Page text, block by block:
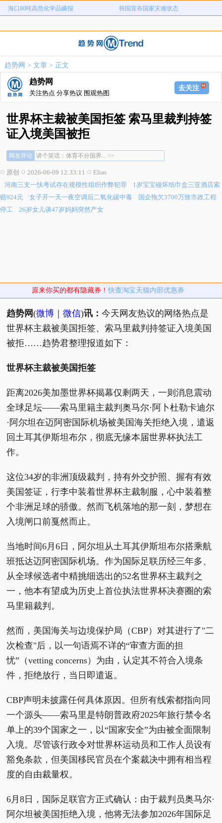
海口80吨高危化学品瞒报 韩国宣布国家灾难状态
元
女子开一天一夜空调后二氧化碳中毒 国企拖欠3700万致市政工程停工
女子用漏洞0元买了3千台电器
海口80吨高危化学品瞒报 韩国宣布国家灾难状态
趋势网 > 文章> 正文
趋势网
关注热点 分享热议 围观热图
去关注
世界杯主裁被美国拒签 索马里裁判持签
证入境美国被拒
网友评论 讲个笑话：体育不分国界... >>
建议美国拒签世界上所有有实力的球员，进... >>
为啥在获得签证后又被拒绝入境，意思是获... >>
讲个笑话：体育不分国界... >>
建议美国拒签世界上所有有实力的球员，进... >>
原创 2026-06-09 12:33:11
Elias
河南三支一扶考试存在规模性组织作弊犯罪
1岁宝宝碰坏纸巾盒三亚酒店索
赔924元
女子开一天一夜空调后二氧化碳中毒
国企拖欠3700万致市政工程
停工
26岁女儿谈47岁妈妈突然产女
原来你买的都有隐藏券！快查淘宝天猫内部优惠券
趋势网(微博 ｜微信)讯：今天网友热议的网络热点是
世界杯主裁被美国拒签、索马里裁判持签证入境美国
被拒……趋势君整理报道如下：
世界杯主裁被美国拒签
距离2026美加墨世界杯揭幕仅剩两天，一则消息震动
全球足坛——索马里籍主裁判奥马尔·阿卜杜勒卡迪尔
·阿尔坦在迈阿密国际机场被美国海关拒绝入境，遣返
回土耳其伊斯坦布尔，彻底无缘本届世界杯执法工
作。
这位34岁的非洲顶级裁判，持有外交护照、握有有效
美国签证，行李中装着世界杯主裁制服，心中装着整
个非洲足球的骄傲。然而飞机落地的那一刻，梦想在
入境闸口前戛然而止。
当地时间6月6日，阿尔坦从土耳其伊斯坦布尔搭乘航
班抵达迈阿密国际机场。作为国际足联历经三年多、
从全球候选者中精挑细选出的52名世界杯主裁判之
一，他本有望成为历史上首位执法世界杯决赛圈的索
马里籍裁判。
然而，美国海关与边境保护局（CBP）对其进行了"二
次检查"后，以一句语焉不详的“审查方面的担
忧”（vetting concerns）为由，认定其不符合入境条
件，拒绝放行，当日即遣返。
CBP声明未披露任何具体原因。但所有线索都指向同
一个源头——索马里是特朗普政府2025年旅行禁令名
单上的39个国家之一，以“国家安全”为由被全面限制
入境。尽管该行政令对世界杯运动员和工作人员设有
豁免条款，但美国移民官员在个案裁决中拥有相当程
度的自由裁量权。
6月8日，国际足联官方正式确认：由于裁判员奥马尔·
阿尔坦被美国拒绝入境，他将无法参加2026年国际足